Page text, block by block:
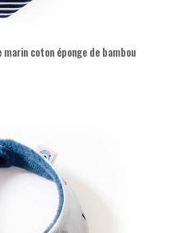
marin coton éponge de bambou